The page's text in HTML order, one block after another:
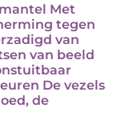
Met
tegen
van
van beeld
De vezels
de